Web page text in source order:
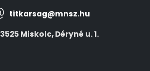
titkarsag@mnsz.hu
3525 Miskolc, Déryné u. 1.